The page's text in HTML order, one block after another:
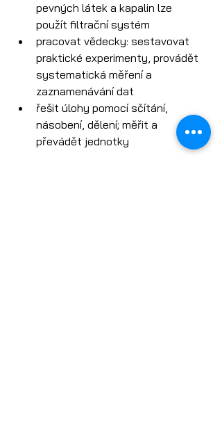
pevných látek a kapalin lze
použít filtrační systém
pracovat vědecky: sestavovat
praktické experimenty, provádět
systematická měření a
zaznamenávání dat
řešit úlohy pomocí sčítání,
násobení, dělení; měřit a
převádět jednotky